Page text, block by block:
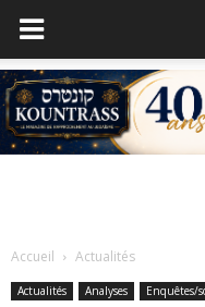
Accueil Actualités
Actualités Analyses Enquêtes/